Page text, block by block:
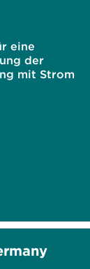
eine
der
mit Strom